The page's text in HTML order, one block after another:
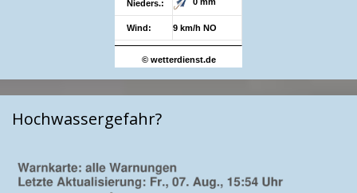
Nieders.:
Wind: 9 km/h NO
© wetterdienst.de
Hochwassergefahr?